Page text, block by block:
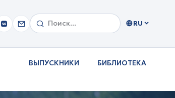
RU
ВЫПУСКНИКИ БИБЛИОТЕКА